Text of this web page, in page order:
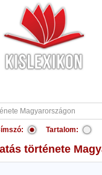
Tartalom:
története